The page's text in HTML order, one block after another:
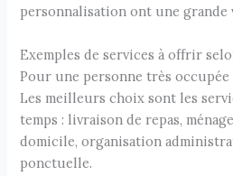
personnalisation ont une grande
Exemples de services à offrir
Pour une personne très occupée
Les meilleurs choix sont les
temps : livraison de repas,
domicile, organisation
ponctuelle.